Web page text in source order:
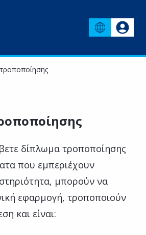
δίπλωμα τροποποίησης
που εμπεριέχουν
μπορούν να
εφαρμογή, τροποποιούν
και είναι: